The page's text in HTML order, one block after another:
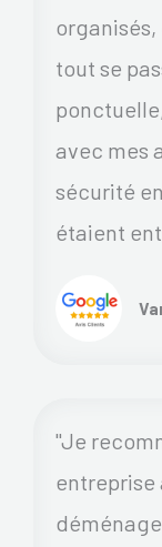
tout se
avec mes
sécurité
étaient
"Je
entreprise